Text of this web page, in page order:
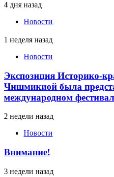
4 дня назад
Новости
1 неделя назад
Новости
Экспозиция Историко-
Чишмикиой была
международном
2 недели назад
Новости
Внимание!
3 недели назад